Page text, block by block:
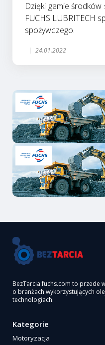
Dzięki gamie środków
FUCHS LUBRITECH
spożywczego.
24.01.2022
BezTarcia.fuchs.com to przede
o branżach wykorzystujących
technologiach.
Kategorie
Motoryzacja